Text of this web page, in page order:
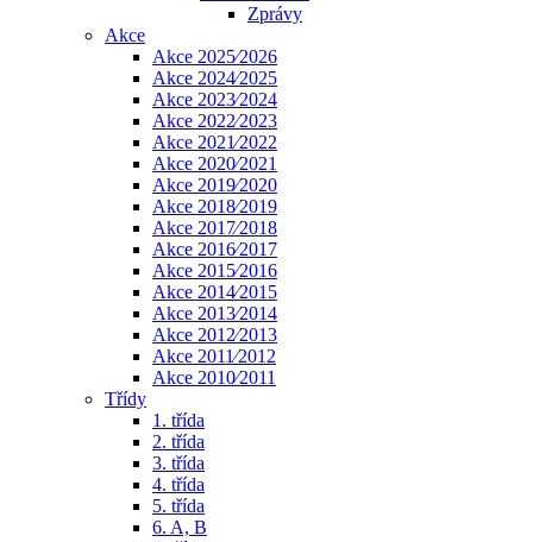
Zprávy
Akce
Akce 2025⁄2026
Akce 2024⁄2025
Akce 2023⁄2024
Akce 2022⁄2023
Akce 2021⁄2022
Akce 2020⁄2021
Akce 2019⁄2020
Akce 2018⁄2019
Akce 2017⁄2018
Akce 2016⁄2017
Akce 2015⁄2016
Akce 2014⁄2015
Akce 2013⁄2014
Akce 2012⁄2013
Akce 2011⁄2012
Akce 2010⁄2011
Třídy
1. třída
2. třída
3. třída
4. třída
5. třída
6. A, B